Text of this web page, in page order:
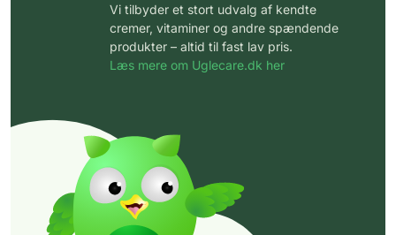
Vi tilbyder et stort udvalg af kendte
cremer, vitaminer og andre spændende
produkter – altid til fast lav pris.
Læs mere om Uglecare.dk her